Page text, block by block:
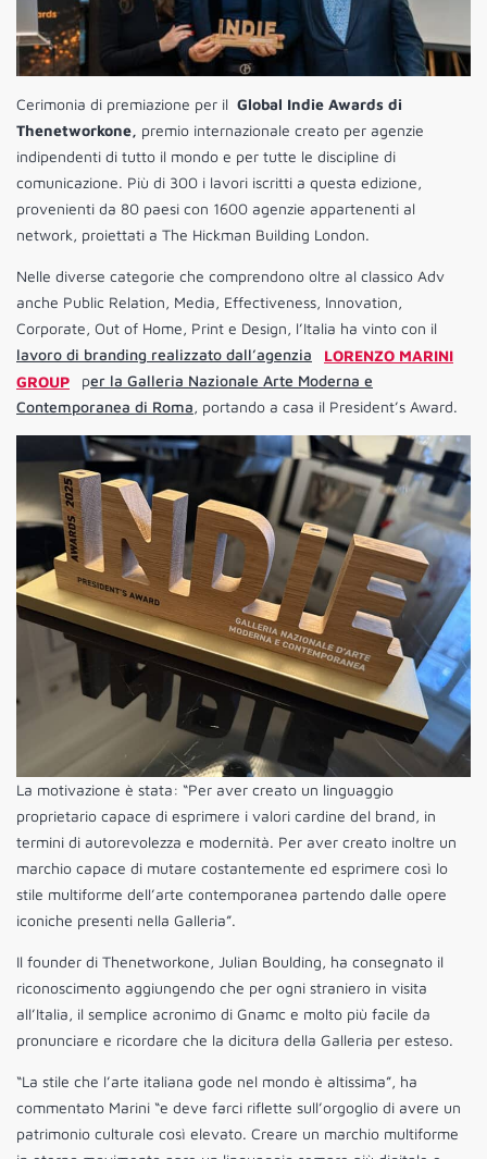
Cerimonia di premiazione per il Global Indie Awards di
Thenetworkone, premio internazionale creato per agenzie
indipendenti di tutto il mondo e per tutte le discipline di
comunicazione. Più di 300 i lavori iscritti a questa edizione,
provenienti da 80 paesi con 1600 agenzie appartenenti al
network, proiettati a The Hickman Building London.
Nelle diverse categorie che comprendono oltre al classico Adv
anche Public Relation, Media, Effectiveness, Innovation,
Corporate, Out of Home, Print e Design, l’Italia ha vinto con il
lavoro di branding realizzato dall’agenzia
LORENZO MARINI
GROUP
per la Galleria Nazionale Arte Moderna e
Contemporanea di Roma, portando a casa il President’s Award.
La motivazione è stata: “Per aver creato un linguaggio
proprietario capace di esprimere i valori cardine del brand, in
termini di autorevolezza e modernità. Per aver creato inoltre un
marchio capace di mutare costantemente ed esprimere così lo
stile multiforme dell’arte contemporanea partendo dalle opere
iconiche presenti nella Galleria”.
Il founder di Thenetworkone, Julian Boulding, ha consegnato il
riconoscimento aggiungendo che per ogni straniero in visita
all’Italia, il semplice acronimo di Gnamc e molto più facile da
pronunciare e ricordare che la dicitura della Galleria per esteso.
“La stile che l’arte italiana gode nel mondo è altissima”, ha
commentato Marini “e deve farci riflette sull’orgoglio di avere un
patrimonio culturale così elevato. Creare un marchio multiforme